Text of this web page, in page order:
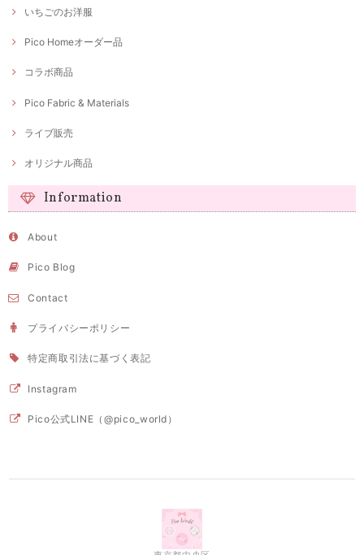
いちごのお洋服
Pico Homeオーダー品
コラボ商品
Pico Fabric & Materials
ライブ販売
オリジナル商品
Information
About
Pico Blog
Contact
プライバシーポリシー
特定商取引法に基づく表記
Instagram
Pico公式LINE（@pico_world）